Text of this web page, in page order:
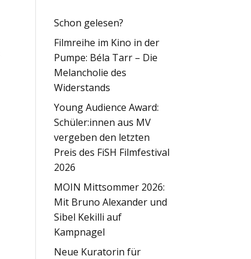
Schon gelesen?
Filmreihe im Kino in der
Pumpe: Béla Tarr – Die
Melancholie des
Widerstands
Young Audience Award:
Schüler:innen aus MV
vergeben den letzten
Preis des FiSH Filmfestival
2026
MOIN Mittsommer 2026:
Mit Bruno Alexander und
Sibel Kekilli auf
Kampnagel
Neue Kuratorin für